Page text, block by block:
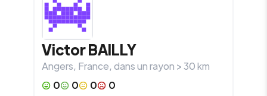
Victor BAILLY
Angers, France, dans un rayon >30km
0
0 0
0